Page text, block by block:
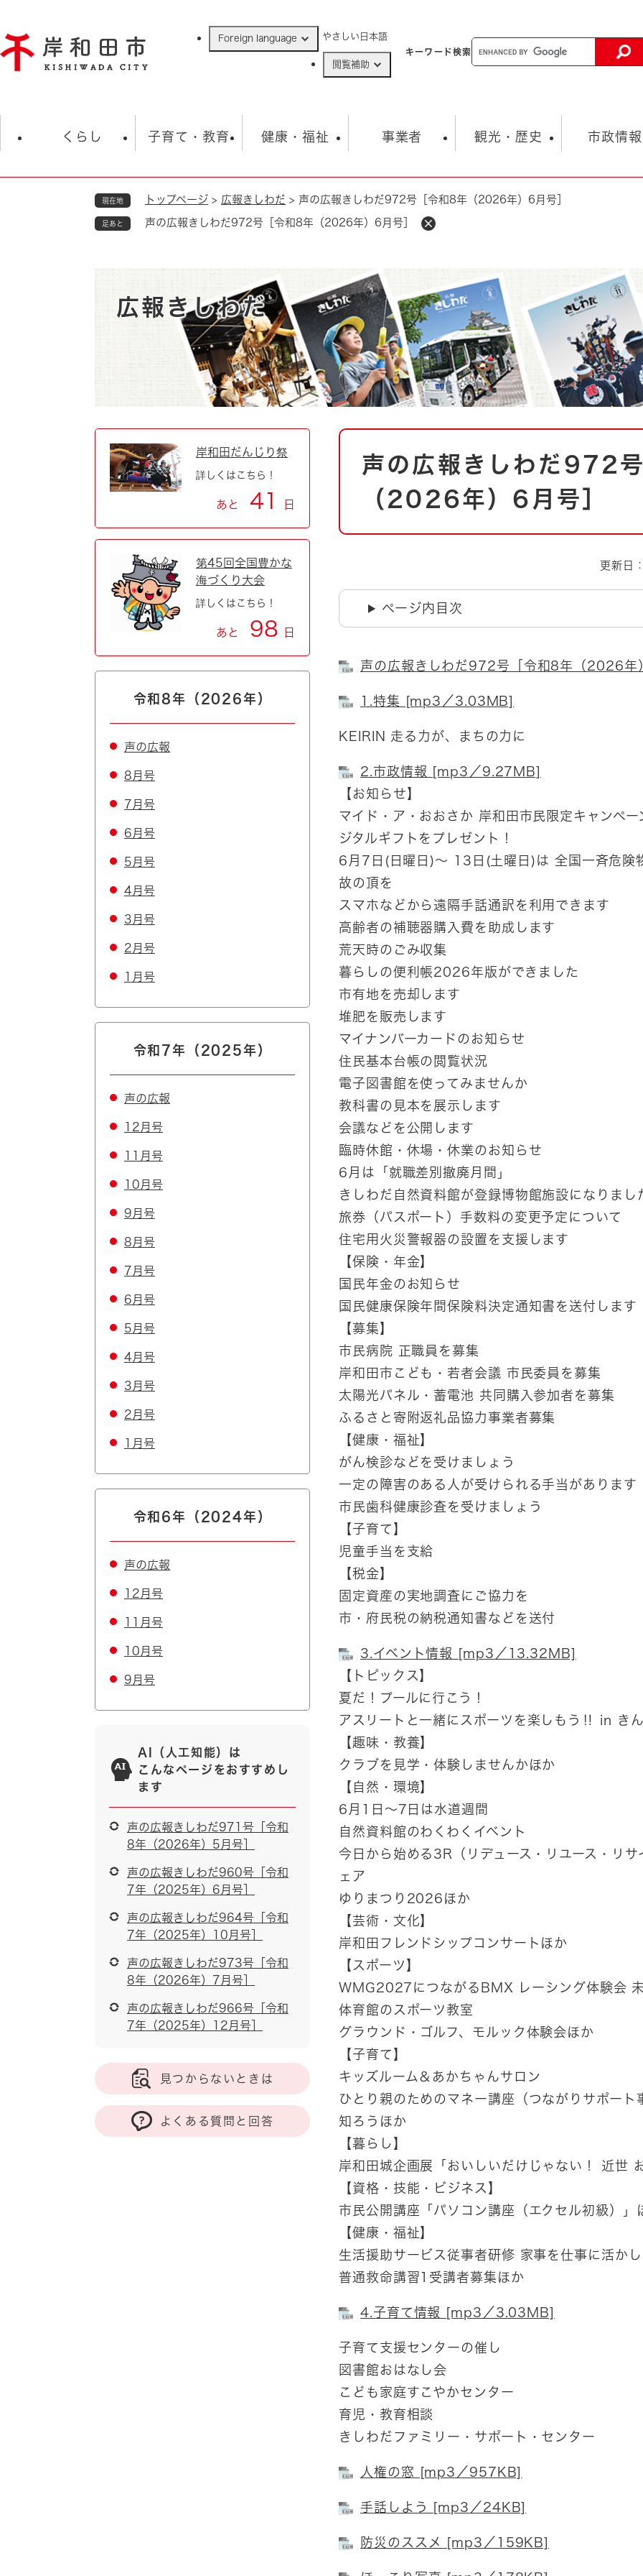
ジ
の
Foreign language やさしい日本語
閲覧補助
キーワード検索
くらし
住民票・戸籍
救急・消防
防災・防犯 上水道・下水道
住宅
おくやみ
地域コミュニティ・ボラン
道路・河川・交通 まちづくり
国際交流
子育て・教育
学校 子育て
健康・福祉
福祉・健康・生活 生涯学習・スポーツ
事業者
入札・契約情報 まちづくり・協働
とじる
観光・歴史
観光 観光スポット
とじる
市政情報
市の概要 総合計画
市政
市役所・施設の案内
とじる
オープンデータ
現在地 トップページ > 広報きしわだ > 声の広報きしわだ972号［令和8年（2026年）6月号］
足あと 声の広報きしわだ972号［令和8年（2026年）6月号］
広報きしわだ
本
声の広報きしわだ972
（2026年）6月号］
更新日
ページ内目次
声の広報きしわだ972号［令和8年（2026
1.特集 [mp3／3.03MB]
KEIRIN 走る力が、まちの力に
2.市政情報 [mp3／9.27MB]
【お知らせ】
マイド・ア・おおさか 岸和田市民限定キャンペ
ジタルギフトをプレゼント！
6月7日(日曜日)～ 13日(土曜日)は 全国一斉危険
故の頂を
スマホなどから遠隔手話通訳を利用できます
高齢者の補聴器購入費を助成します
荒天時のごみ収集
暮らしの便利帳2026年版ができました
市有地を売却します
堆肥を販売します
マイナンバーカードのお知らせ
住民基本台帳の閲覧状況
電子図書館を使ってみませんか
教科書の見本を展示します
会議などを公開します
臨時休館・休場・休業のお知らせ
6月は「就職差別撤廃月間」
きしわだ自然資料館が登録博物館施設になりまし
旅券（パスポート）手数料の変更予定について
住宅用火災警報器の設置を支援します
【保険・年金】
国民年金のお知らせ
国民健康保険年間保険料決定通知書を送付します
【募集】
市民病院 正職員を募集
岸和田市こども・若者会議 市民委員を募集
太陽光パネル・蓄電池 共同購入参加者を募集
ふるさと寄附返礼品協力事業者募集
【健康・福祉】
がん検診などを受けましょう
一定の障害のある人が受けられる手当があります
市民歯科健康診査を受けましょう
【子育て】
児童手当を支給
【税金】
固定資産の実地調査にご協力を
市・府民税の納税通知書などを送付
3.イベント情報 [mp3／13.32MB]
【トピックス】
夏だ！プールに行こう！
アスリートと一緒にスポーツを楽しもう‼ in き
【趣味・教養】
クラブを見学・体験しませんかほか
【自然・環境】
6月1日～7日は水道週間
自然資料館のわくわくイベント
今日から始める3R（リデュース・リユース・リ
ェア
ゆりまつり2026ほか
【芸術・文化】
岸和田フレンドシップコンサートほか
【スポーツ】
WMG2027につながるBMX レーシング体験会
体育館のスポーツ教室
グラウンド・ゴルフ、モルック体験会ほか
【子育て】
キッズルーム＆あかちゃんサロン
ひとり親のためのマネー講座（つながりサポー
知ろうほか
【暮らし】
岸和田城企画展「おいしいだけじゃない！ 近世
【資格・技能・ビジネス】
市民公開講座「パソコン講座（エクセル初級）」
【健康・福祉】
生活援助サービス従事者研修 家事を仕事に活か
普通救命講習1受講者募集ほか
4.子育て情報 [mp3／3.03MB]
子育て支援センターの催し
図書館おはなし会
こども家庭すこやかセンター
育児・教育相談
きしわだファミリー・サポート・センター
人権の窓 [mp3／957KB]
手話しよう [mp3／24KB]
防災のススメ [mp3／159KB]
岸和田だんじり祭
詳しくはこちら！
あと 41 日
第45回全国豊かな
海づくり大会
詳しくはこちら！
あと 98 日
令和8年（2026年）
声の広報
8月号
7月号
6月号
5月号
4月号
3月号
2月号
1月号
令和7年（2025年）
声の広報
12月号
11月号
10月号
9月号
8月号
7月号
6月号
5月号
4月号
3月号
2月号
1月号
令和6年（2024年）
声の広報
12月号
11月号
10月号
9月号
AI（人工知能）は
こんなページをおすすめし
ます
声の広報きしわだ971号［令和
8年（2026年）5月号］
声の広報きしわだ960号［令和
7年（2025年）6月号］
声の広報きしわだ964号［令和
7年（2025年）10月号］
声の広報きしわだ973号［令和
8年（2026年）7月号］
声の広報きしわだ966号［令和
7年（2025年）12月号］
見つからないときは
よくある質問と回答